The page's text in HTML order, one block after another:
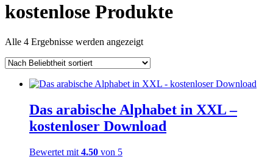
kostenlose Produkte
Alle 4 Ergebnisse werden angezeigtNach
sortiert
Das arabische Alphabet in XXL –
kostenloser Download
Bewertet mit 4.50 von 5